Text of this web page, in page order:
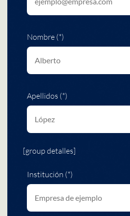
Nombre (*)
Apellidos (*)
[group detalles]
Institución (*)